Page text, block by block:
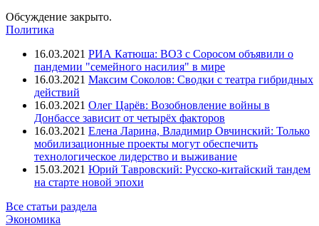
Обсуждение закрыто.
Политика
16.03.2021 РИА Катюша: ВОЗ с Соросом объявили о
пандемии "семейного насилия" в мире
16.03.2021 Максим Соколов: Сводки с театра гибридных
действий
16.03.2021 Олег Царёв: Возобновление войны в
Донбассе зависит от четырёх факторов
16.03.2021 Елена Ларина, Владимир Овчинский: Только
мобилизационные проекты могут обеспечить
технологическое лидерство и выживание
15.03.2021 Юрий Тавровский: Русско-китайский тандем
на старте новой эпохи
Все статьи раздела
Экономика